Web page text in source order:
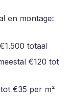
en montage:
totaal
€120 tot
€35 per m²